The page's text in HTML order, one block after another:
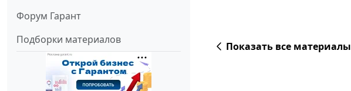
Форум Гарант
Подборки материалов
Показать все материалы